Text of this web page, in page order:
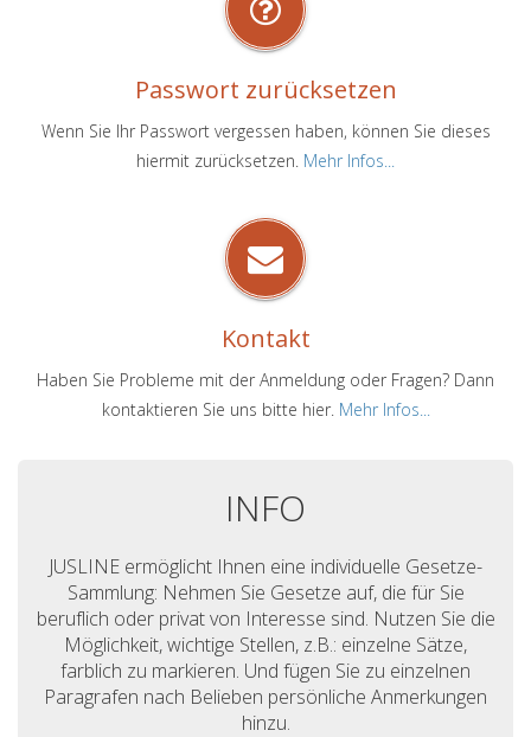
Passwort zurücksetzen
Wenn Sie Ihr Passwort vergessen haben, können Sie dieses
hiermit zurücksetzen. Mehr Infos...
Kontakt
Haben Sie Probleme mit der Anmeldung oder Fragen? Dann
kontaktieren Sie uns bitte hier. Mehr Infos...
INFO
JUSLINE ermöglicht Ihnen eine individuelle Gesetze-
Sammlung: Nehmen Sie Gesetze auf, die für Sie
beruflich oder privat von Interesse sind. Nutzen Sie die
Möglichkeit, wichtige Stellen, z.B.: einzelne Sätze,
farblich zu markieren. Und fügen Sie zu einzelnen
Paragrafen nach Belieben persönliche Anmerkungen
hinzu.